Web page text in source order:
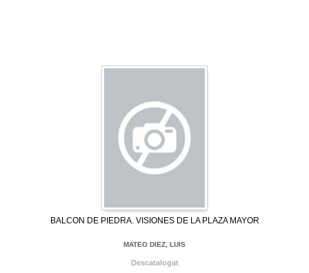
BALCON DE PIEDRA. VISIONES DE LA PLAZA MAYOR
MATEO DIEZ, LUIS
Descatalogat